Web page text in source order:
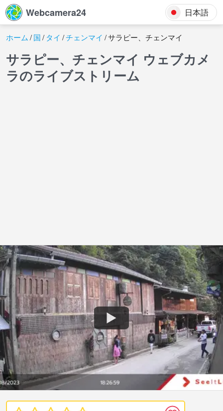
Webcamera24 日本語
ホーム 国 タイ チェンマイ サラピー、チェンマイ
サラピー、チェンマイ ウェブカメ
ラのライブストリーム